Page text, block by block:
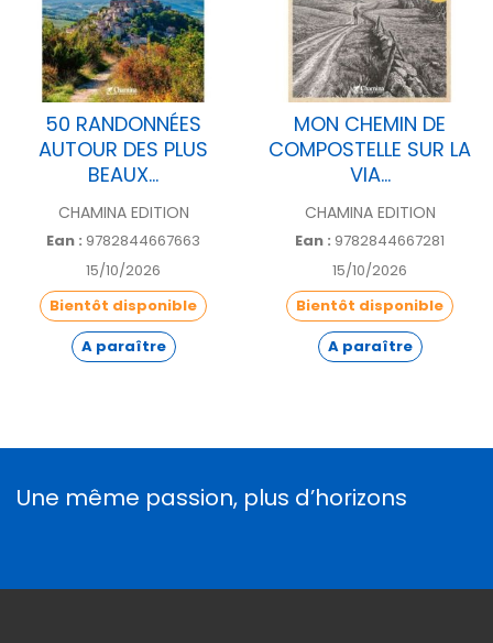
50 RANDONNÉES
AUTOUR DES PLUS
BEAUX...
CHAMINA EDITION
Ean : 9782844667663
15/10/2026
Bientôt disponible
A paraître
MON CHEMIN DE
COMPOSTELLE SUR LA
VIA...
CHAMINA EDITION
Ean : 9782844667281
15/10/2026
Bientôt disponible
A paraître
Une même passion, plus d’horizons